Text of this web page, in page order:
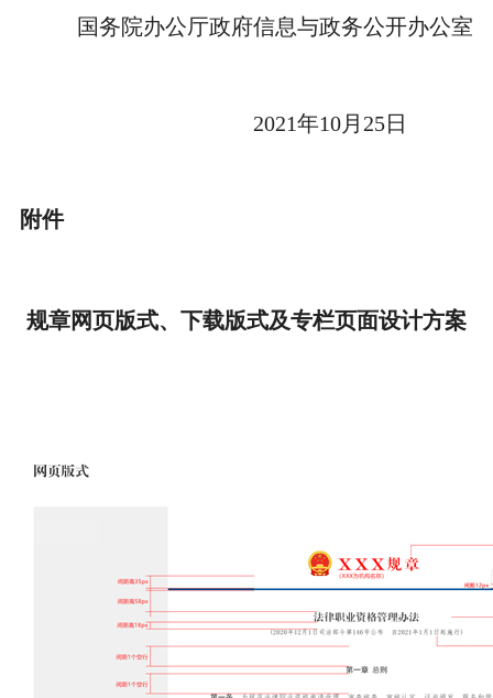
国务院办公厅政府信息与政务公开办公室
2021年10月25日
附件
规章网页版式、下载版式及专栏页面设计方案